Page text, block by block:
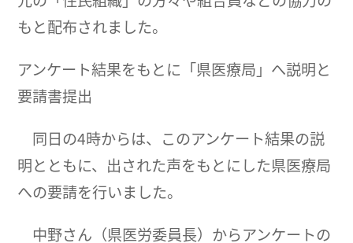
もと配布されました。
アンケート結果をもとに「県医療局」へ説明と
要請書提出
同日の4時からは、このアンケート結果の説
明とともに、出された声をもとにした県医療局
への要請を行いました。
中野さん（県医労委員長）からアンケートの